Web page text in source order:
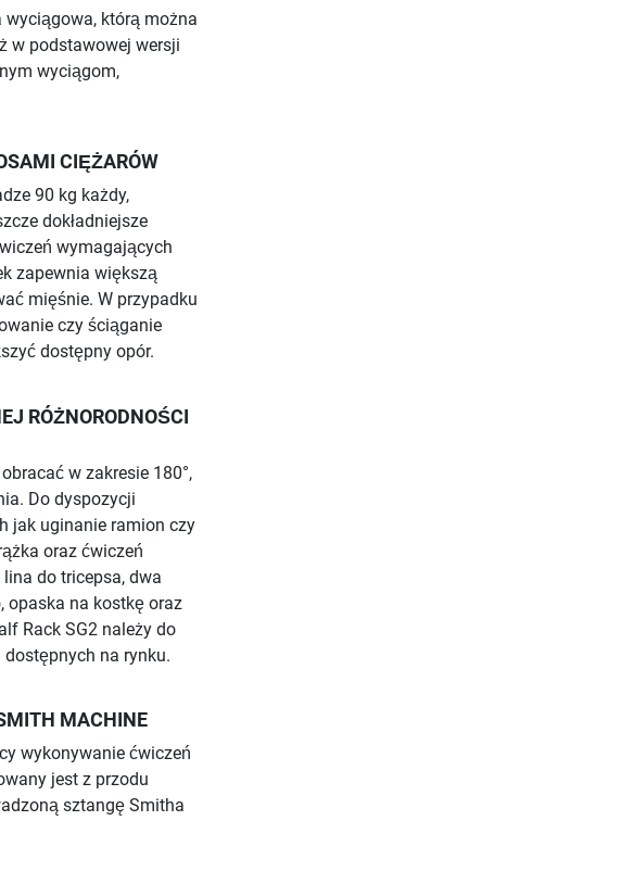
którą można
w podstawowej wersji
wyciągom,
CIĘŻARÓW
90 kg każdy,
dokładniejsze
wymagających
zapewnia większą
mięśnie. W przypadku
czy ściąganie
dostępny opór.
RÓŻNORODNOŚCI
w zakresie 180°,
Do dyspozycji
jak uginanie ramion czy
oraz ćwiczeń
do tricepsa, dwa
opaska na kostkę oraz
Rack SG2 należy do
na rynku.
MACHINE
wykonywanie ćwiczeń
jest z przodu
sztangę Smitha